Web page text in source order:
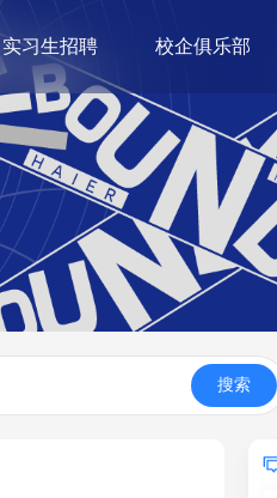
实习生招聘 校企俱乐部
搜索